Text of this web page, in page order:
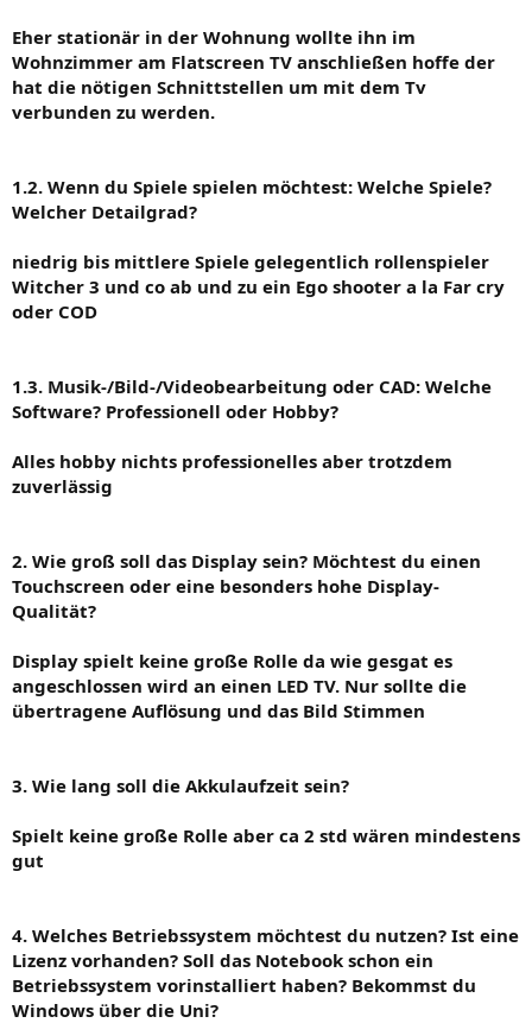
Eher stationär in der Wohnung wollte ihn im
Wohnzimmer am Flatscreen TV anschließen hoffe der
hat die nötigen Schnittstellen um mit dem Tv
verbunden zu werden.
1.2. Wenn du Spiele spielen möchtest: Welche Spiele?
Welcher Detailgrad?
niedrig bis mittlere Spiele gelegentlich rollenspieler
Witcher 3 und co ab und zu ein Ego shooter a la Far cry
oder COD
1.3. Musik-/Bild-/Videobearbeitung oder CAD: Welche
Software? Professionell oder Hobby?
Alles hobby nichts professionelles aber trotzdem
zuverlässig
2. Wie groß soll das Display sein? Möchtest du einen
Touchscreen oder eine besonders hohe Display-
Qualität?
Display spielt keine große Rolle da wie gesgat es
angeschlossen wird an einen LED TV. Nur sollte die
übertragene Auflösung und das Bild Stimmen
3. Wie lang soll die Akkulaufzeit sein?
Spielt keine große Rolle aber ca 2 std wären mindestens
gut
4. Welches Betriebssystem möchtest du nutzen? Ist eine
Lizenz vorhanden? Soll das Notebook schon ein
Betriebssystem vorinstalliert haben? Bekommst du
Windows über die Uni?